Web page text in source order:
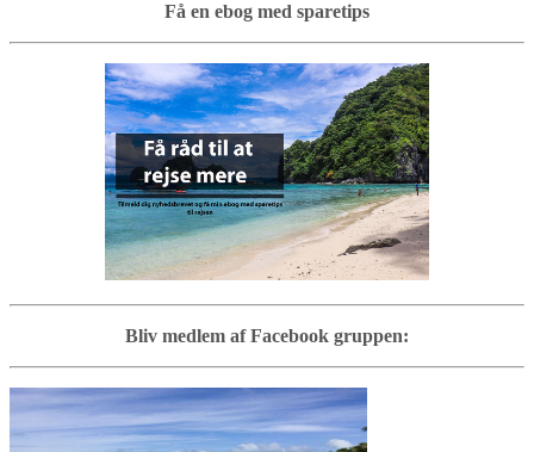
Få en ebog med sparetips
Bliv medlem af Facebook gruppen: